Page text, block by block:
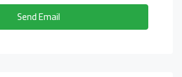
Send Email